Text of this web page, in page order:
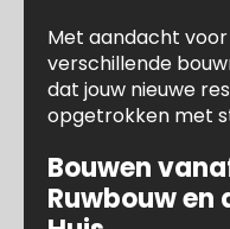
Met aandacht
verschillende
dat jouw nieuwe
opgetrokken met
Bouwen
Ruwbouw en